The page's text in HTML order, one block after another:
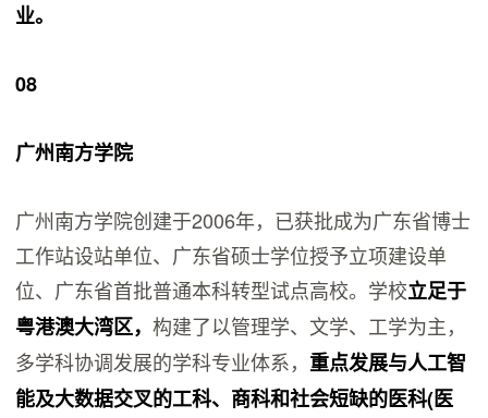
业。
08
广州南方学院
广州南方学院创建于2006年，已获批成为广东省博士
工作站设站单位、广东省硕士学位授予立项建设单
位、广东省首批普通本科转型试点高校。学校立足于
粤港澳大湾区，构建了以管理学、文学、工学为主，
多学科协调发展的学科专业体系， 重点发展与人工智
能及大数据交叉的工科、商科和社会短缺的医科(医